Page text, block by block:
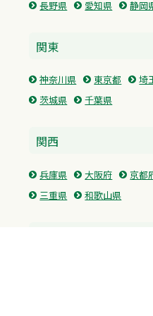
長野県 愛知県 静岡
関東
神奈川県 東京都 埼
茨城県
千葉県
関西
兵庫県 大阪府 京都
三重県
和歌山県